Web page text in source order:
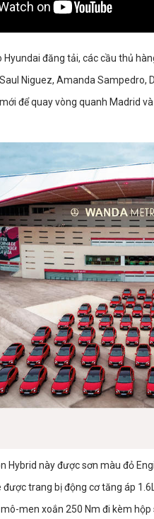
đăng tải, các cầu thủ
Niguez, Amanda Sampedro,
để quay vòng quanh Madrid
Hybrid này được sơn màu đỏ
trang bị động cơ tăng áp
men xoắn 250 Nm đi kèm hộp